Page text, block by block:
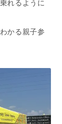
れるように
かる親子参